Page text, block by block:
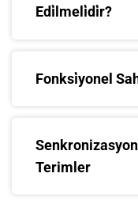
Edi̇lmeli̇di̇r?
Fonksi̇yonel
Terimler